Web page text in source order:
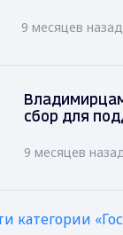
9 месяцев назад
сбор для
9 месяцев
категории